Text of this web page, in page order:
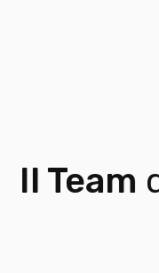
Il Team